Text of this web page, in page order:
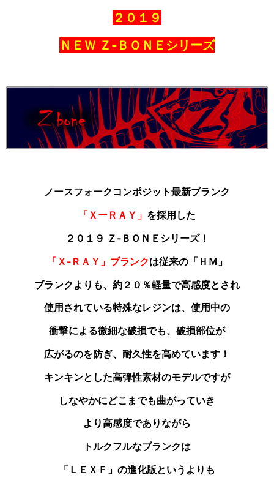
２０１９
ＮＥＷ Ｚ‐ＢＯＮＥシリーズ
ノースフォークコンポジット最新ブランク
「ＸーＲＡＹ」 を採用した
２０１９ Ｚ‐ＢＯＮＥシリーズ！
「Ｘ‐ＲＡＹ」ブランクは従来の「ＨＭ」
ブランクよりも、約２０％軽量で高感度とされ
使用されている特殊なレジンは、使用中の
衝撃による微細な破損でも、破損部位が
広がるのを防ぎ、耐久性を高めています！
キンキンとした高弾性素材のモデルですが
しなやかにどこまでも曲がっていき
より高感度でありながら
トルクフルなブランクは
「ＬＥＸＦ」の進化版というよりも